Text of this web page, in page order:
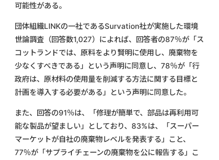
可能性がある。
団体組織LINKの一社であるSurvation社が実施した環境
世論調査（回答数1,027）によれば、回答者の87％が「ス
コットランドでは、原料をより賢明に使用し、廃棄物を
少なくすべきである」という声明に同意し、78％が「行
政府は、原材料の使用量を削減する方法に関する目標と
計画を導入する必要がある」という声明に同意した。
また、回答の91％は、「修理が簡単で、部品は再利用可
能な製品が望ましい」としており、83%は、「スーパー
マーケットが自社の廃棄物レベルを発表する」こと、
77％が「サプライチェーンの廃棄物を公に報告する」こ